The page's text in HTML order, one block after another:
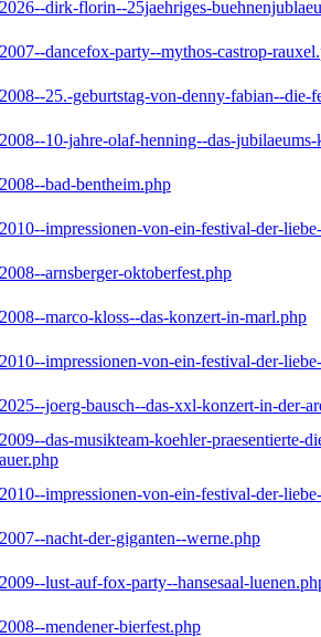
dirk-florin--25jaehriges-
dancefox-party--mythos-castrop-
25.-geburtstag-von-denny-fabian--die-
10-jahre-olaf-henning--das-
bad-bentheim.php
impressionen-von-ein-festival-der-
arnsberger-oktoberfest.php
marco-kloss--das-konzert-in-marl.php
impressionen-von-ein-festival-der-
joerg-bausch--das-xxl-konzert-in-der-
das-musikteam-koehler-praesentierte-
impressionen-von-ein-festival-der-
nacht-der-giganten--werne.php
lust-auf-fox-party--hansesaal-
mendener-bierfest.php